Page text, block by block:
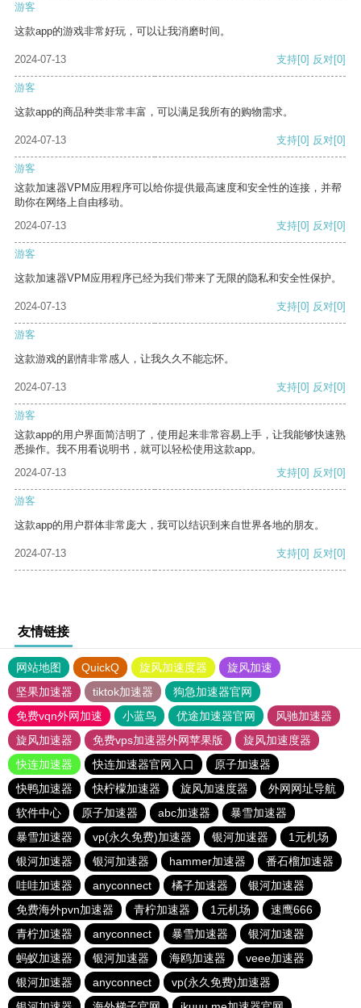
游客
这款app的游戏非常好玩，可以让我消磨时间。
2024-07-13 支持[0] 反对[0]
游客
这款app的商品种类非常丰富，可以满足我所有的购物需求。
2024-07-13 支持[0] 反对[0]
游客
这款加速器VPM应用程序可以给你提供最高速度和安全性的连接，并帮
助你在网络上自由移动。
2024-07-13
支持[0] 反对[0]
游客
这款加速器VPM应用程序已经为我们带来了无限的隐私和安全性保护。
2024-07-13 支持[0] 反对[0]
游客
这款游戏的剧情非常感人，让我久久不能忘怀。
2024-07-13 支持[0] 反对[0]
游客
这款app的用户界面简洁明了，使用起来非常容易上手，让我能够快速熟
悉操作。我不用看说明书，就可以轻松使用这款app。
2024-07-13
支持[0] 反对[0]
游客
这款app的用户群体非常庞大，我可以结识到来自世界各地的朋友。
2024-07-13 支持[0] 反对[0]
友情链接
网站地图 QuickQ 旋风加速度器
旋风加速
坚果加速器
tiktok加速器
狗急加速器官网
免费vqn外网加速
小蓝鸟 优途加速器官网
风驰加速器
旋风加速器
免费vps加速器外网苹果版
旋风加速度器
快连加速器
快连加速器官网入口
原子加速器
快鸭加速器
快柠檬加速器 旋风加速度器
外网网址导航
软件中心
原子加速器 abc加速器
暴雪加速器
暴雪加速器
vp(永久免费)加速器 银河加速器
1元机场
银河加速器
银河加速器 hammer加速器
番石榴加速器
哇哇加速器
anyconnect 橘子加速器
银河加速器
免费海外pvn加速器
青柠加速器 1元机场
速鹰666
青柠加速器
anyconnect 暴雪加速器
银河加速器
蚂蚁加速器
银河加速器 海鸥加速器
veee加速器
银河加速器
anyconnect
vp(永久免费)加速器